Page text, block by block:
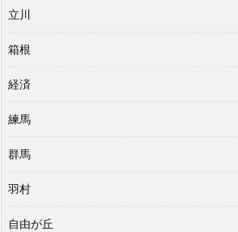
立川
箱根
経済
練馬
群馬
羽村
自由が丘